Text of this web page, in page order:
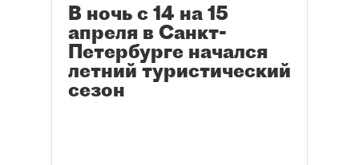
В ночь с 14 на 15
апреля в Санкт-
Петербурге начался
летний туристический
сезон